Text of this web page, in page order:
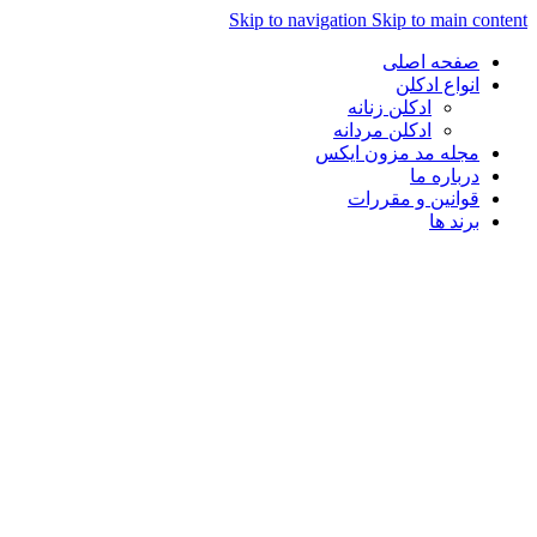
Skip to navigation Skip to main content
صفحه اصلی
انواع ادکلن
ادکلن زنانه
ادکلن مردانه
مجله مد مزون ایکس
درباره ما
قوانین و مقررات
برند ها